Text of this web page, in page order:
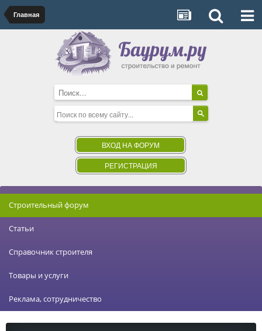
Главная
ВХОД НА ФОРУМ
РЕГИСТРАЦИЯ
Строительный форум
Статьи
Справочник строителя
Товары и услуги
Реклама, сотрудничество